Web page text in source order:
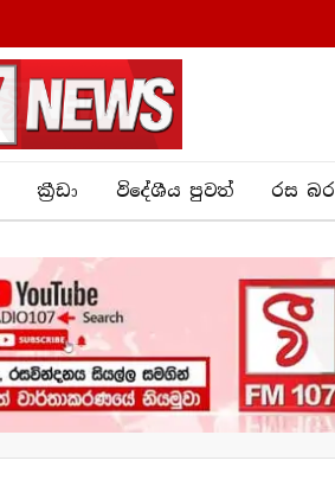
ක්‍රී​ඩා විදේශීය පුවත් රස බ​ර